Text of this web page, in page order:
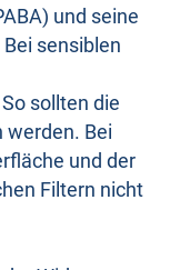
und seine
sensiblen
sollten die
werden. Bei
und der
Filtern nicht